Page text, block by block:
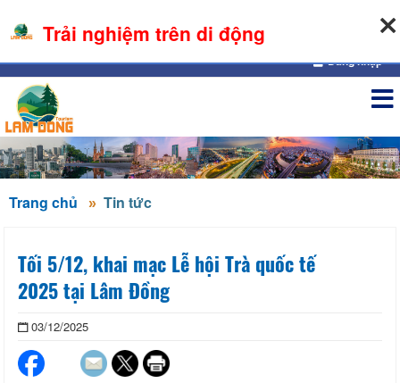
08-08-2026, 02:05:25
Đăng nhập
Trang chủ Tin tức
Tối 5/12, khai mạc Lễ hội Trà quốc tế
2025 tại Lâm Đồng
03/12/2025
Trải nghiệm trên di động